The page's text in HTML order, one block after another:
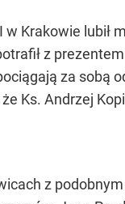
Krakowie lubił
z
za sobą
Ks. Andrzej
z